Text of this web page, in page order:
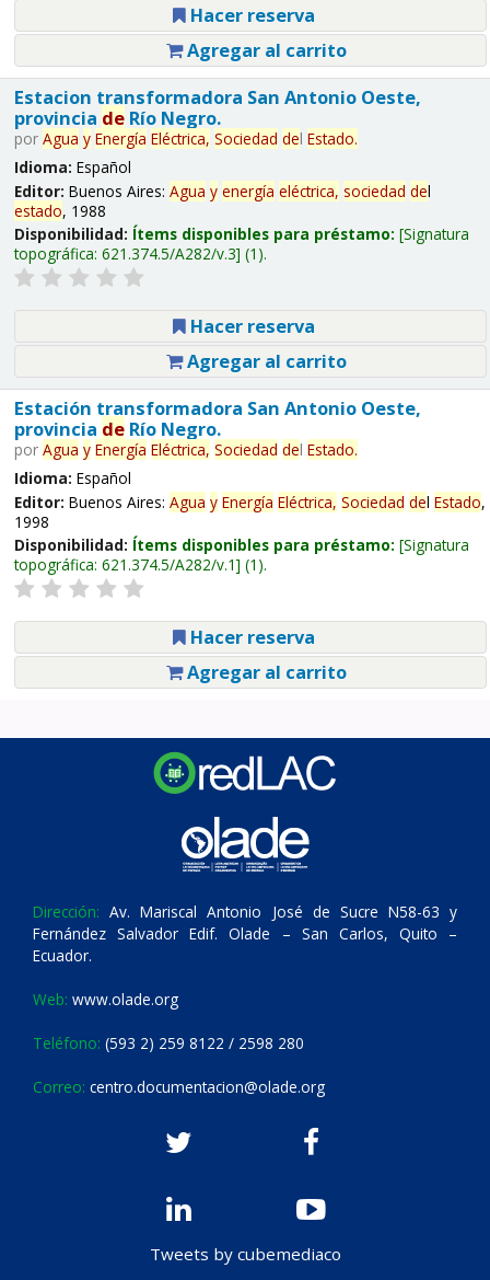
Hacer reserva
Agregar al carrito
Estacion transformadora San Antonio Oeste,
provincia deRío Negro.
por Agua y Energía Eléctrica, Sociedad del Estado.
Idioma: Español
Editor: Buenos Aires: Agua y energía eléctrica, sociedad del
estado, 1988
Disponibilidad: Ítems disponibles para préstamo: Signatura
topográfica: 621.374.5/A282/v.3 (1).
Hacer reserva
Agregar al carrito
Estación transformadora San Antonio Oeste,
provincia deRío Negro.
por Agua y Energía Eléctrica, Sociedad del Estado.
Idioma: Español
Editor: Buenos Aires: Agua y Energía Eléctrica, Sociedad del Estado,
1998
Disponibilidad: Ítems disponibles para préstamo: Signatura
topográfica: 621.374.5/A282/v.1 (1).
Hacer reserva
Agregar al carrito
Dirección: Av. Mariscal Antonio José de Sucre N58-63 y
Fernández Salvador Edif. Olade – San Carlos, Quito –
Ecuador.
Web: www.olade.org
Teléfono: (593 2) 259 8122 / 2598 280
Correo: centro.documentacion@olade.org
Tweets by cubemediaco